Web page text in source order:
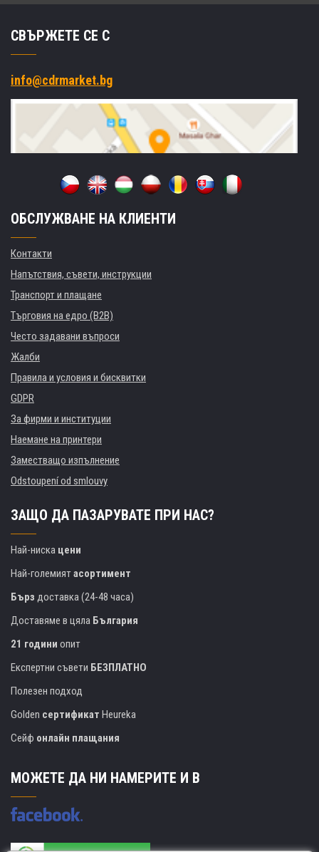
СВЪРЖЕТЕ СЕ С
info@cdrmarket.bg
ОБСЛУЖВАНЕ НА КЛИЕНТИ
Контакти
Напътствия, съвети, инструкции
Транспорт и плащане
Търговия на едро (B2B)
Често задавани въпроси
Жалби
Правила и условия и бисквитки
GDPR
За фирми и институции
Наемане на принтери
Заместващо изпълнение
Odstoupení od smlouvy
ЗАЩО ДА ПАЗАРУВАТЕ ПРИ НАС?
Най-ниска цени
Най-големиятасортимент
Бърз доставка (24-48 часа)
Доставяме в цяла България
21 години опит
Експертни съвети БЕЗПЛАТНО
Полезен подход
Golden сертификат Heureka
Сейф онлайн плащания
МОЖЕТЕ ДА НИ НАМЕРИТЕ И В